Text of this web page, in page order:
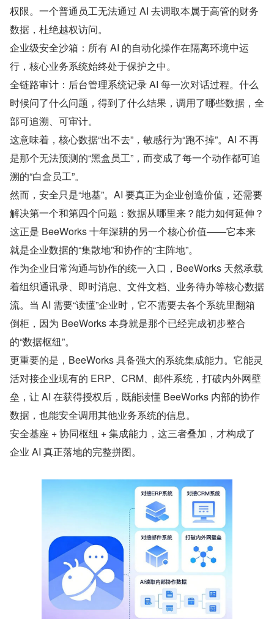
权限。一个普通员工无法通过 AI 去调取本属于高管的财务
数据，杜绝越权访问。
企业级安全沙箱：所有 AI 的自动化操作在隔离环境中运
行，核心业务系统始终处于保护之中。
全链路审计：后台管理系统记录 AI 每一次对话过程。什么
时候问了什么问题，得到了什么结果，调用了哪些数据，全
部可追溯、可审计。
这意味着，核心数据“出不去”，敏感行为“跑不掉”。AI 不再
是那个无法预测的“黑盒员工”，而变成了每一个动作都可追
溯的“白盒员工”。
然而，安全只是“地基”。AI 要真正为企业创造价值，还需要
解决第一个和第四个问题：数据从哪里来？能力如何延伸？
这正是 BeeWorks 十年深耕的另一个核心价值——它本来
就是企业数据的“集散地”和协作的“主阵地”。
作为企业日常沟通与协作的统一入口，BeeWorks 天然承载
着组织通讯录、即时消息、文件文档、业务待办等核心数据
流。当 AI 需要“读懂”企业时，它不需要去各个系统里翻箱
倒柜，因为 BeeWorks 本身就是那个已经完成初步整合
的“数据枢纽”。
更重要的是，BeeWorks 具备强大的系统集成能力。它能灵
活对接企业现有的 ERP、CRM、邮件系统，打破内外网壁
垒，让 AI 在获得授权后，既能读懂 BeeWorks 内部的协作
数据，也能安全调用其他业务系统的信息。
安全基座 + 协同枢纽 + 集成能力，这三者叠加，才构成了
企业 AI 真正落地的完整拼图。